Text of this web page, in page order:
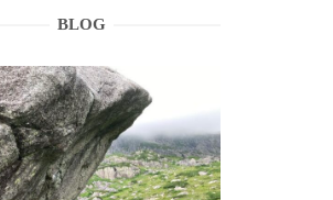
BLOG